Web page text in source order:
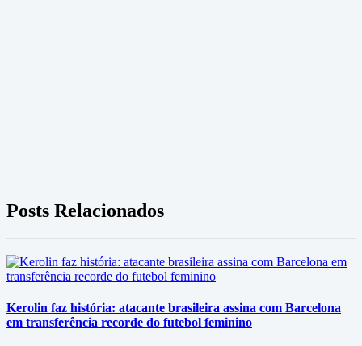
Posts Relacionados
Kerolin faz história: atacante brasileira assina com Barcelona
em transferência recorde do futebol feminino